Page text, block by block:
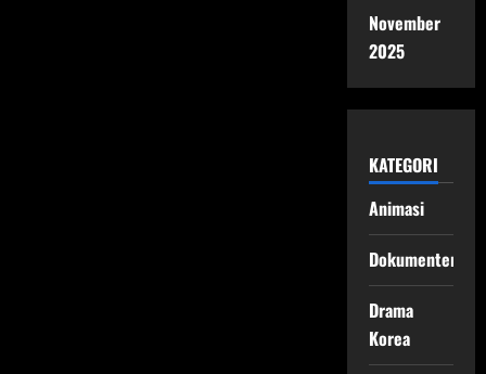
November
2025
KATEGORI
Animasi
Dokumenter
Drama
Korea